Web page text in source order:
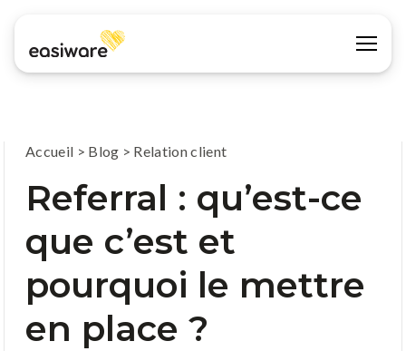
Accueil > Blog > Relation client
Referral : qu’est-ce
que c’est et
pourquoi le mettre
en place ?